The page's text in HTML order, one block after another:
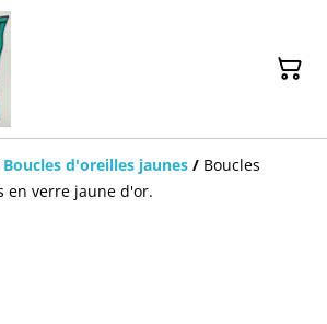
Boucles d'oreilles jaunes / Boucles
en verre jaune d'or.